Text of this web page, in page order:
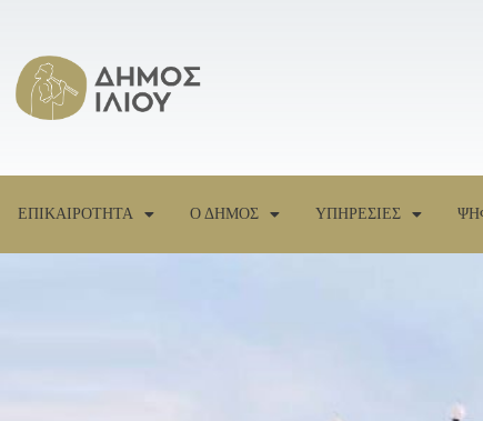
ΕΠΙΚΑΙΡΟΤΗΤΑ Ο ΔΗΜΟΣ ΥΠΗΡΕΣΙΕΣ